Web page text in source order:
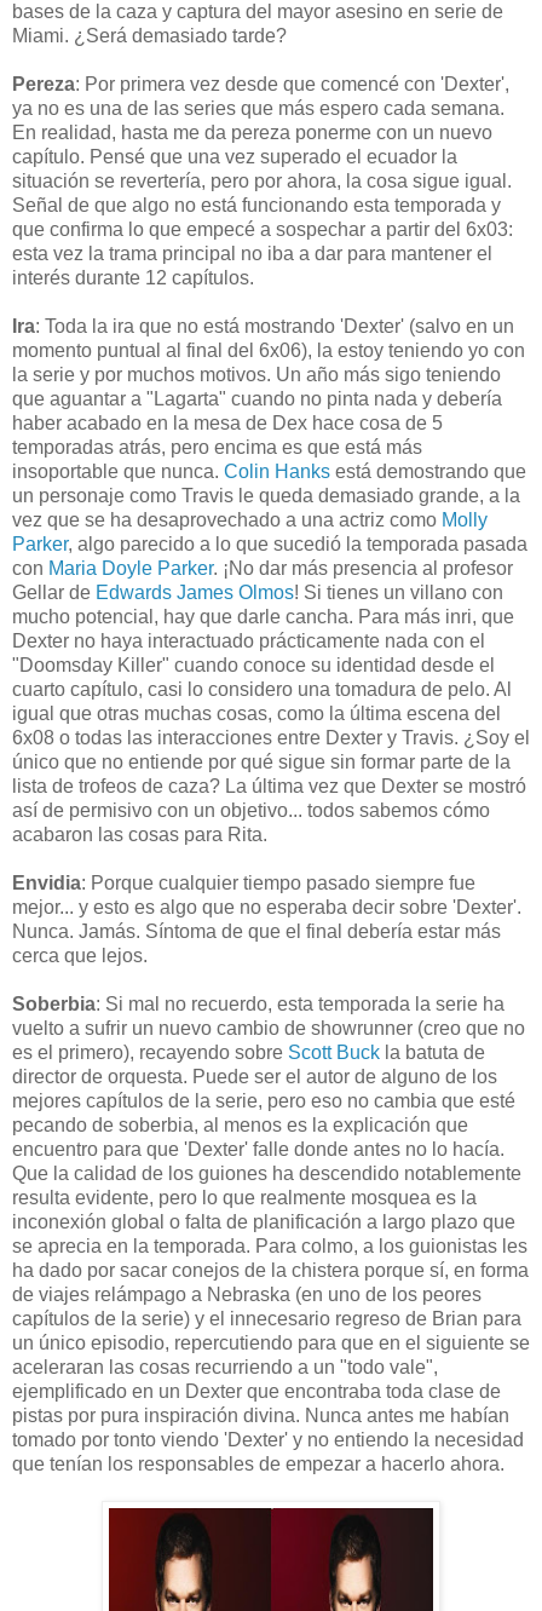
bases de la caza y captura del mayor asesino en serie de
Miami. ¿Será demasiado tarde?
Pereza: Por primera vez desde que comencé con 'Dexter',
ya no es una de las series que más espero cada semana.
En realidad, hasta me da pereza ponerme con un nuevo
capítulo. Pensé que una vez superado el ecuador la
situación se revertería, pero por ahora, la cosa sigue igual.
Señal de que algo no está funcionando esta temporada y
que confirma lo que empecé a sospechar a partir del 6x03:
esta vez la trama principal no iba a dar para mantener el
interés durante 12 capítulos.
Ira: Toda la ira que no está mostrando 'Dexter' (salvo en un
momento puntual al final del 6x06), la estoy teniendo yo con
la serie y por muchos motivos. Un año más sigo teniendo
que aguantar a "Lagarta" cuando no pinta nada y debería
haber acabado en la mesa de Dex hace cosa de 5
temporadas atrás, pero encima es que está más
insoportable que nunca. Colin Hanks está demostrando que
un personaje como Travis le queda demasiado grande, a la
vez que se ha desaprovechado a una actriz como Molly
Parker, algo parecido a lo que sucedió la temporada pasada
con Maria Doyle Parker. ¡No dar más presencia al profesor
Gellar de Edwards James Olmos! Si tienes un villano con
mucho potencial, hay que darle cancha. Para más inri, que
Dexter no haya interactuado prácticamente nada con el
"Doomsday Killer" cuando conoce su identidad desde el
cuarto capítulo, casi lo considero una tomadura de pelo. Al
igual que otras muchas cosas, como la última escena del
6x08 o todas las interacciones entre Dexter y Travis. ¿Soy el
único que no entiende por qué sigue sin formar parte de la
lista de trofeos de caza? La última vez que Dexter se mostró
así de permisivo con un objetivo... todos sabemos cómo
acabaron las cosas para Rita.
Envidia: Porque cualquier tiempo pasado siempre fue
mejor... y esto es algo que no esperaba decir sobre 'Dexter'.
Nunca. Jamás. Síntoma de que el final debería estar más
cerca que lejos.
Soberbia: Si mal no recuerdo, esta temporada la serie ha
vuelto a sufrir un nuevo cambio de showrunner (creo que no
es el primero), recayendo sobre Scott Buck la batuta de
director de orquesta. Puede ser el autor de alguno de los
mejores capítulos de la serie, pero eso no cambia que esté
pecando de soberbia, al menos es la explicación que
encuentro para que 'Dexter' falle donde antes no lo hacía.
Que la calidad de los guiones ha descendido notablemente
resulta evidente, pero lo que realmente mosquea es la
inconexión global o falta de planificación a largo plazo que
se aprecia en la temporada. Para colmo, a los guionistas les
ha dado por sacar conejos de la chistera porque sí, en forma
de viajes relámpago a Nebraska (en uno de los peores
capítulos de la serie) y el innecesario regreso de Brian para
un único episodio, repercutiendo para que en el siguiente se
aceleraran las cosas recurriendo a un "todo vale",
ejemplificado en un Dexter que encontraba toda clase de
pistas por pura inspiración divina. Nunca antes me habían
tomado por tonto viendo 'Dexter' y no entiendo la necesidad
que tenían los responsables de empezar a hacerlo ahora.